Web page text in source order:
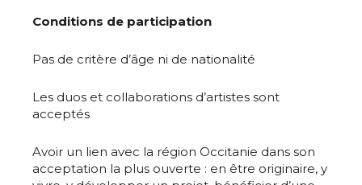
Conditions de participation
Pas de critère d’âge ni de nationalité
Les duos et collaborations d’artistes sont
acceptés
Avoir un lien avec la région Occitanie dans son
acceptation la plus ouverte : en être originaire, y